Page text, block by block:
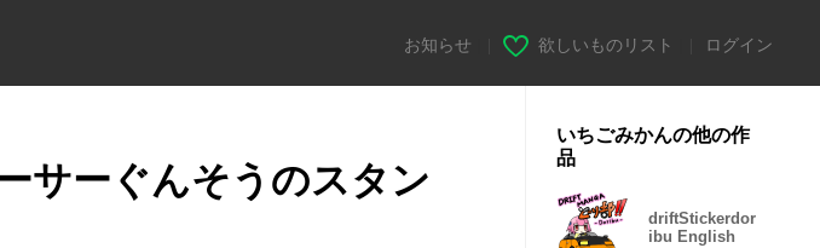
お知らせ 欲しいものリスト ログイン
サーぐんそうのスタン
いちごみかんの他の作
品
driftStickerdor
ibu English